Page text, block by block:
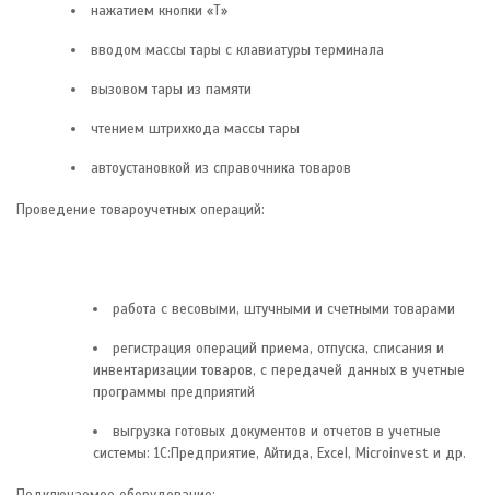
нажатием кнопки «T»
вводом массы тары с клавиатуры терминала
вызовом тары из памяти
чтением штрихкода массы тары
автоустановкой из справочника товаров
Проведение товароучетных операций:
работа с весовыми, штучными и счетными товарами
регистрация операций приема, отпуска, списания и
инвентаризации товаров, с передачей данных в учетные
программы предприятий
выгрузка готовых документов и отчетов в учетные
системы: 1С:Предприятие, Айтида, Excel, Microinvest и др.